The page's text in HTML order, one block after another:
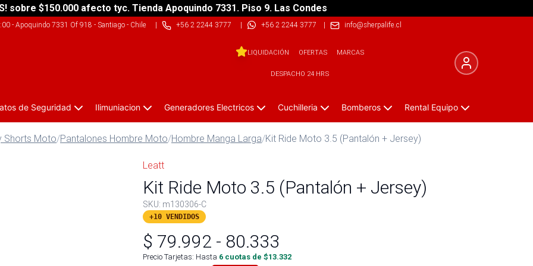
sobre $150.000 afecto tyc. Tienda Apoquindo 7331. Piso 9. Las Condes
- Apoquindo 7331 Of 918 - Santiago - Chile| +56 2 2244 3777 | +56 2 2244 3777 | info@sherpalife.cl
LIQUIDACIÓN OFERTAS MARCAS
DESPACHO 24 HRS
de Seguridad Ilimuniacion Generadores Electricos Cuchilleria Bomberos Rental Equipo
Shorts Moto/Pantalones Hombre Moto/Hombre Manga Larga/Kit Ride Moto 3.5 (Pantalón + Jersey)
Leatt
Kit Ride Moto 3.5 (Pantalón + Jersey)
SKU: m130306-C
+10 VENDIDOS
$ 79.992 - 80.333
Precio Tarjetas: Hasta 6 cuotas de $13.332